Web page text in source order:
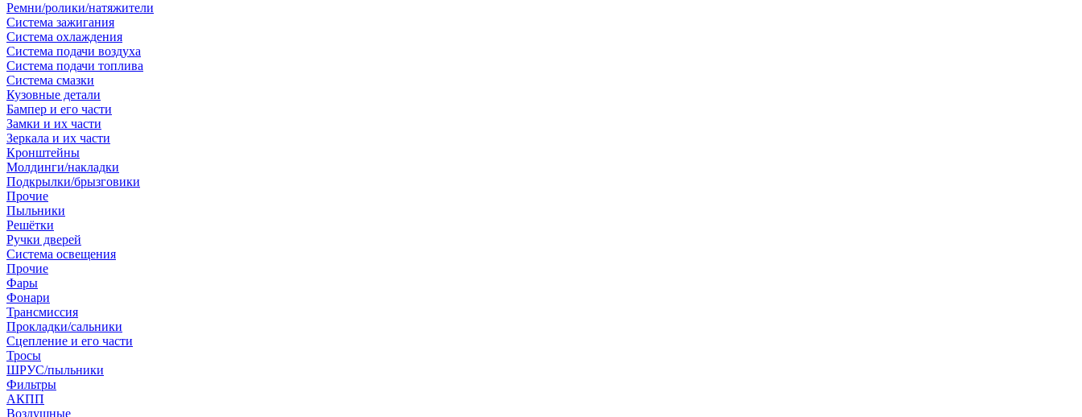
Ремни/ролики/натяжители
Система зажигания
Система охлаждения
Система подачи воздуха
Система подачи топлива
Система смазки
Кузовные детали
Бампер и его части
Замки и их части
Зеркала и их части
Кронштейны
Молдинги/накладки
Подкрылки/брызговики
Прочие
Пыльники
Решётки
Ручки дверей
Система освещения
Прочие
Фары
Фонари
Трансмиссия
Прокладки/сальники
Сцепление и его части
Тросы
ШРУС/пыльники
Фильтры
АКПП
Воздушные